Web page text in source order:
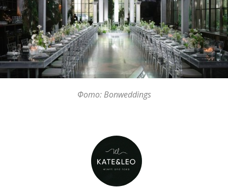
Фото: Bonweddings